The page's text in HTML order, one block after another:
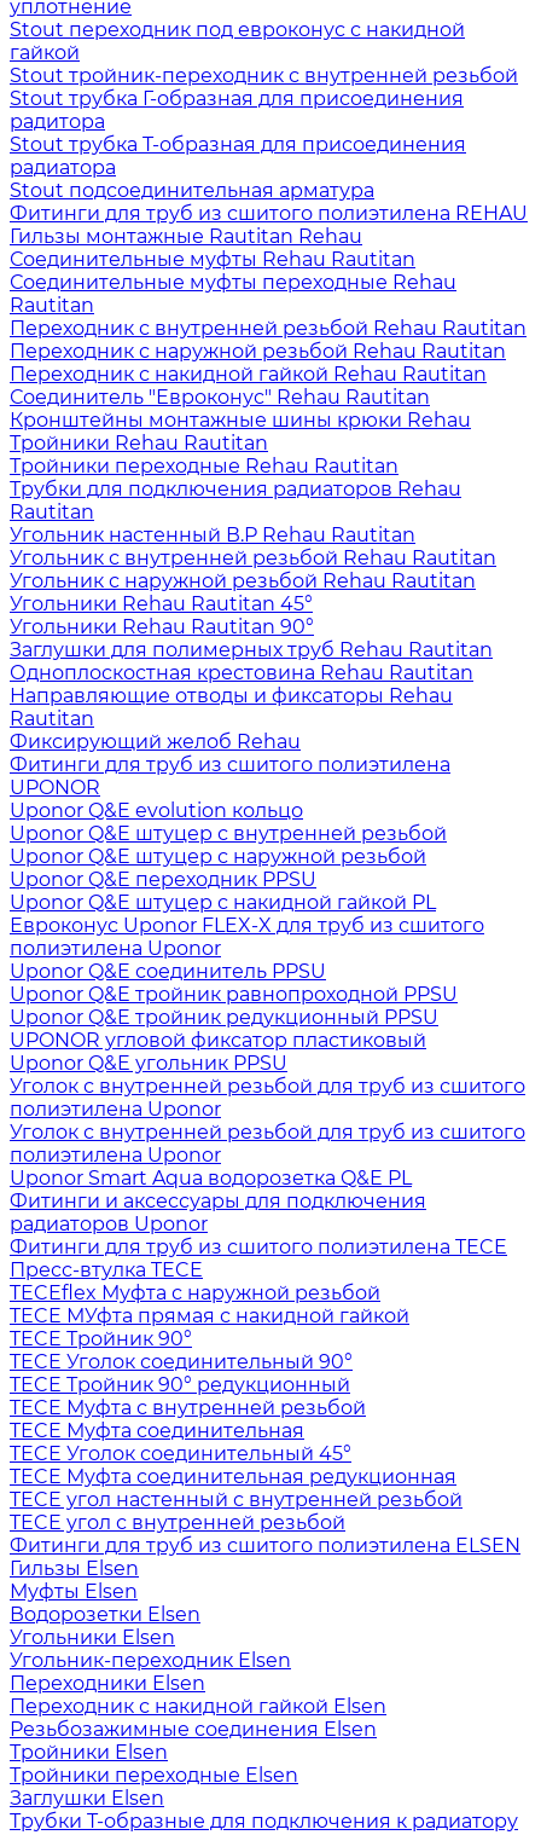
уплотнение
Stout переходник под евроконус с накидной
гайкой
Stout тройник-переходник с внутренней резьбой
Stout трубка Г-образная для присоединения
радитора
Stout трубка T-образная для присоединения
радиатора
Stout подсоединительная арматура
Фитинги для труб из сшитого полиэтилена REHAU
Гильзы монтажные Rautitan Rehau
Соединительные муфты Rehau Rautitan
Соединительные муфты переходные Rehau
Rautitan
Переходник с внутренней резьбой Rehau Rautitan
Переходник с наружной резьбой Rehau Rautitan
Переходник с накидной гайкой Rehau Rautitan
Соединитель "Евроконус" Rehau Rautitan
Кронштейны монтажные шины крюки Rehau
Тройники Rehau Rautitan
Тройники переходные Rehau Rautitan
Трубки для подключения радиаторов Rehau
Rautitan
Угольник настенный В.Р Rehau Rautitan
Угольник с внутренней резьбой Rehau Rautitan
Угольник с наружной резьбой Rehau Rautitan
Угольники Rehau Rautitan 45°
Угольники Rehau Rautitan 90°
Заглушки для полимерных труб Rehau Rautitan
Одноплоскостная крестовина Rehau Rautitan
Направляющие отводы и фиксаторы Rehau
Rautitan
Фиксирующий желоб Rehau
Фитинги для труб из сшитого полиэтилена
UPONOR
Uponor Q&E evolution кольцо
Uponor Q&E штуцер с внутренней резьбой
Uponor Q&E штуцер с наружной резьбой
Uponor Q&E переходник PPSU
Uponor Q&E штуцер с накидной гайкой PL
Евроконус Uponor FLEX-X для труб из сшитого
полиэтилена Uponor
Uponor Q&E соединитель PPSU
Uponor Q&E тройник равнопроходной PPSU
Uponor Q&E тройник редукционный PPSU
UPONOR угловой фиксатор пластиковый
Uponor Q&E угольник PPSU
Уголок с внутренней резьбой для труб из сшитого
полиэтилена Uponor
Уголок с внутренней резьбой для труб из сшитого
полиэтилена Uponor
Uponor Smart Aqua водорозетка Q&E PL
Фитинги и аксессуары для подключения
радиаторов Uponor
Фитинги для труб из сшитого полиэтилена TECE
Пресс-втулка TECE
TECEflex Муфта с наружной резьбой
TECE МУфта прямая с накидной гайкой
TECE Тройник 90°
TECE Уголок соединительный 90°
TECE Тройник 90° редукционный
TECE Муфта с внутренней резьбой
TECE Муфта соединительная
TECE Уголок соединительный 45°
TECE Муфта соединительная редукционная
TECE угол настенный с внутренней резьбой
TECE угол с внутренней резьбой
Фитинги для труб из сшитого полиэтилена ELSEN
Гильзы Elsen
Муфты Elsen
Водорозетки Elsen
Угольники Elsen
Угольник-переходник Elsen
Переходники Elsen
Переходник с накидной гайкой Elsen
Резьбозажимные соединения Elsen
Тройники Elsen
Тройники переходные Elsen
Заглушки Elsen
Трубки T-образные для подключения к радиатору